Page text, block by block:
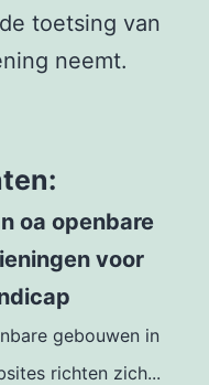
toetsing van
neemt.
oa openbare
voor
gebouwen in
richten zich...